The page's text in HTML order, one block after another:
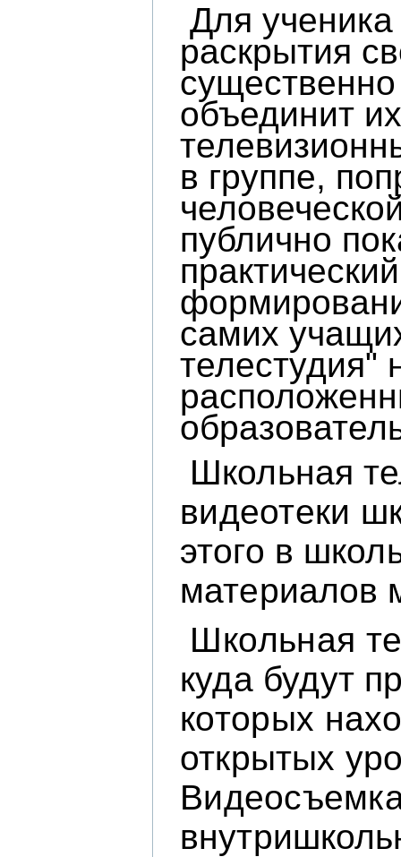
Для
раскрытия
объединит
в группе,
публично
самих
телестудия"
Школьная
видеотеки
этого в
материалов
Школьная
куда будут
которых
открытых